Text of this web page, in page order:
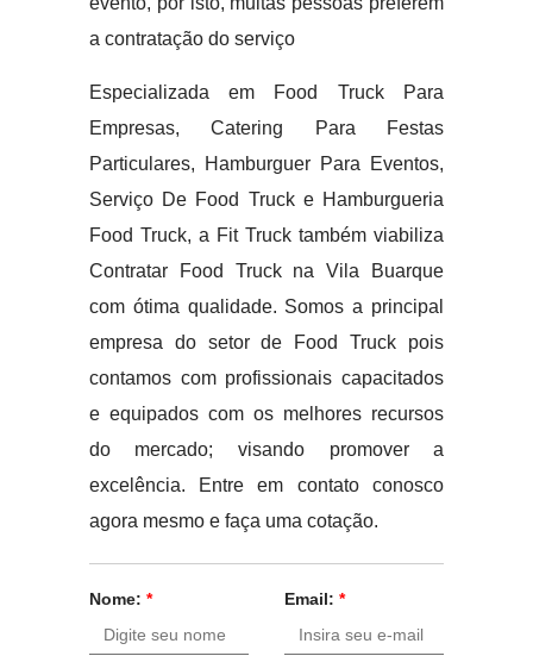
a contratação do serviço
Especializada em Food Truck Para
Empresas, Catering Para Festas
Particulares, Hamburguer Para Eventos,
Serviço De Food Truck e Hamburgueria
Food Truck, a Fit Truck também viabiliza
Contratar Food Truck na Vila Buarque
com ótima qualidade. Somos a principal
empresa do setor de Food Truck pois
contamos com profissionais capacitados
e equipados com os melhores recursos
do mercado; visando promover a
excelência. Entre em contato conosco
agora mesmo e faça uma cotação.
Nome: * Email: *